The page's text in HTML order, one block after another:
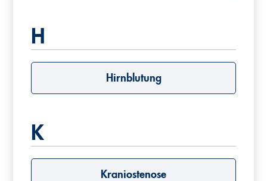
H
Hirnblutung
K
Kraniostenose